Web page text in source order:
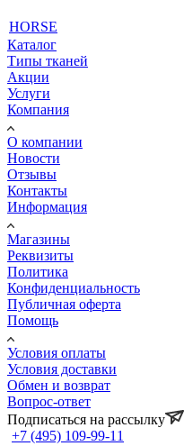
HORSE
Каталог
Типы тканей
Акции
Услуги
Компания
О компании
Новости
Отзывы
Контакты
Информация
Магазины
Реквизиты
Политика
Конфиденциальность
Публичная оферта
Помощь
Условия оплаты
Условия доставки
Обмен и возврат
Вопрос-ответ
Подписаться на рассылку
+7 (495) 109-99-11